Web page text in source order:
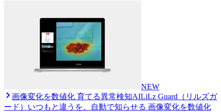
NEW
画像変化を数値化 育てる異常検知AILiLz Guard（リルズガ
ード） いつもと違うを、自動で知らせる 画像変化を数値化